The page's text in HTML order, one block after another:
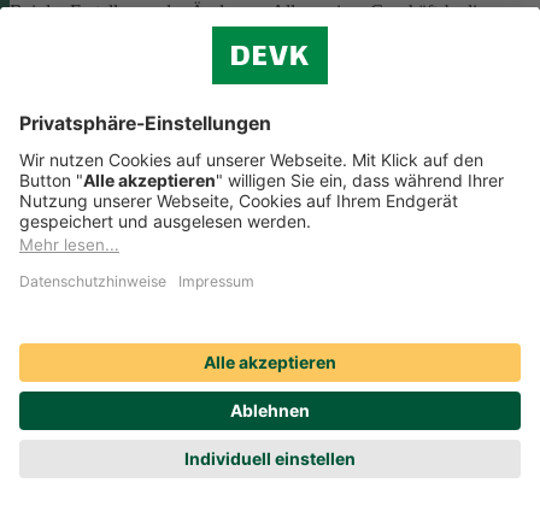
Bei der Erstellung oder Änderung Allgemeiner
(AGB) ist eine Vielzahl rechtlicher Vorschriften zu beachten. Wir
helfen Ihnen dabei und vermitteln Ihnen versierte selbstständige
Online-Portal der DAHAG Rechtsservices AG angeboten.
Beratungs-Rechtsschutz bei Unternehmensnachfolge
Wenn Sie Ihre Firma an eine Nachfolgerin oder einen Nachfolger
kompetente, selbstständige Rechtsanwältinnen und Rechtsanwälte,
Rechtsschutz an:0221 757-1996.
Produktservices Krankenversicherung: Welche
Vorteile bietet mir die Krankenversicherungs-App der
DEVK?